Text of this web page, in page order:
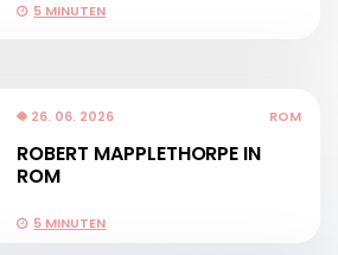
5 MINUTEN
26. 06. 2026 ROM
ROBERT MAPPLETHORPE IN
ROM
5 MINUTEN